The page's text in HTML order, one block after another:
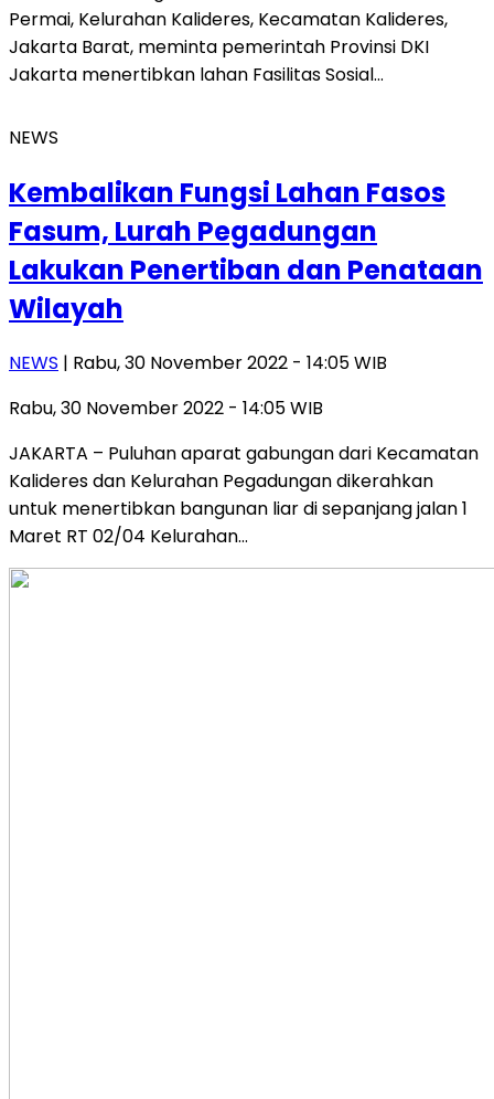
Permai, Kelurahan Kalideres, Kecamatan Kalideres,
Jakarta Barat, meminta pemerintah Provinsi DKI
Jakarta menertibkan lahan Fasilitas Sosial…
NEWS
Kembalikan Fungsi Lahan Fasos
Fasum, Lurah Pegadungan
Lakukan Penertiban dan Penataan
Wilayah
NEWS | Rabu, 30 November 2022 - 14:05 WIB
Rabu, 30 November 2022 - 14:05 WIB
JAKARTA – Puluhan aparat gabungan dari Kecamatan
Kalideres dan Kelurahan Pegadungan dikerahkan
untuk menertibkan bangunan liar di sepanjang jalan 1
Maret RT 02/04 Kelurahan…